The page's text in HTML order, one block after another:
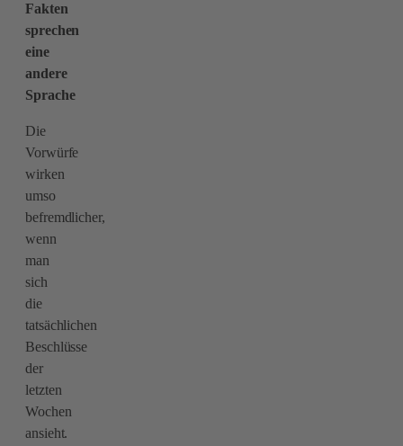
Fakten
sprechen
eine
andere
Sprache
Die
Vorwürfe
wirken
umso
befremdlicher,
wenn
man
sich
die
tatsächlichen
Beschlüsse
der
letzten
Wochen
ansieht.